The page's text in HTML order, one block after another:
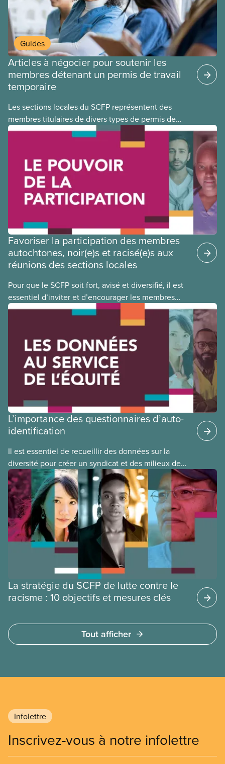
Guides
Articles à négocier pour soutenir les
membres détenant un permis de travail
temporaire
Les sections locales du SCFP représentent des
membres titulaires de divers types de permis de
travail temporaires, incluant les permis pour
travailleuses et travailleurs étrangers temporaires,
travail postdiplôme.
Favoriser la participation des membres
autochtones, noir(e)s et racisé(e)s aux
réunions des sections locales
Pour que le SCFP soit fort, avisé et diversifié, il est
essentiel d’inviter et d’encourager les membres
autochtones, noir(e)s et racisé(e)s à participer à nos
réunions, conférences et activités. Lisez notre
fiche-conseils pour savoir comment accroître la
participation des membres des groupes d’équité
dans votre section locale.
L’importance des questionnaires d’auto-
identification
Il est essentiel de recueillir des données sur la
diversité pour créer un syndicat et des milieux de
travail favorisant l’équité des membres
autochtones, noir(e)s et racisé(e)s et d’autres
groupes d’équité. Lisez notre fiche-conseils pour
savoir comment mener un sondage d’auto-
identification dans votre section locale.
La stratégie du SCFP de lutte contre le
racisme : 10 objectifs et mesures clés
Tout afficher
Infolettre
Inscrivez-vous à notre infolettre